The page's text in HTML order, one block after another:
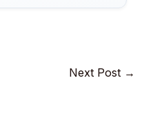
Next Post →